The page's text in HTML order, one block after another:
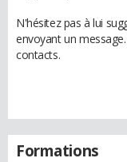
N'hésitez pas à lui
envoyant un
contacts.
Formations